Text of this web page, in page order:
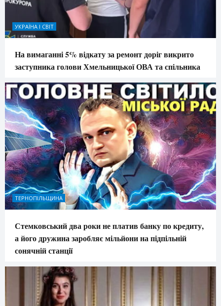
УКРАЇНА І СВІТ
На вимаганні 5% відкату за ремонт доріг викрито
заступника голови Хмельницької ОВА та спільника
ТЕРНОПІЛЬЩИНА
Стемковський два роки не платив банку по кредиту,
а його дружина заробляє мільйони на підпільній
сонячній станції